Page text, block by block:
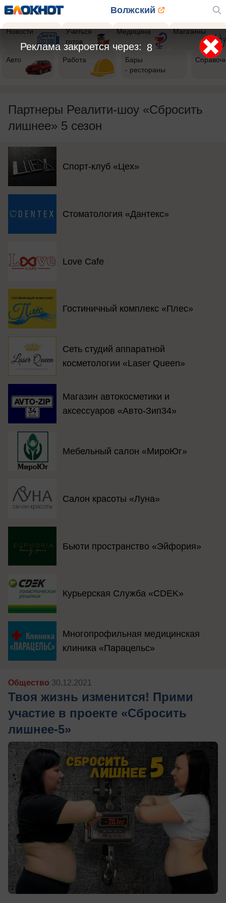
Волжский
Новости
Учиться
готов
Медицина Магазины
Авто Работа
Бары
- рестораны
Партнеры Реалити-шоу «Сбросить
лишнее» 5 сезон
Спорт-клуб «Цех»
Стоматология «Дантекс»
Love Cafe
Гостиничный комплекс «Плес»
Сеть студий аппаратной
косметологии «Laser Queen»
Магазин автокосметики и
аксессуаров «Авто-Зип34»
Мебельный салон «МироЮг»
Салон красоты «Луна»
Бьюти пространство «Эйфория»
Курьерская Служба «CDEK»
Многопрофильная медицинская
клиника «Парацельс»
Общество 30.12.2021
Твоя жизнь изменится! Прими
участие в проекте «Сбросить
лишнее-5»
6
Реклама закроется через: